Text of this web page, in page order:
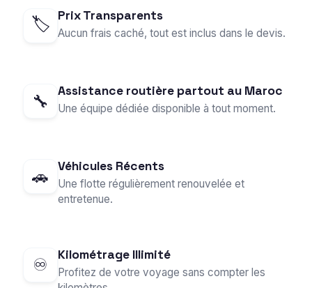
🏷️ Prix Transparents
Aucun frais caché, tout est inclus dans le devis.
🔧
Assistance routière partout au Maroc
Une équipe dédiée disponible à tout moment.
🚗
Véhicules Récents
Une flotte régulièrement renouvelée et
entretenue.
♾️
Kilométrage Illimité
Profitez de votre voyage sans compter les